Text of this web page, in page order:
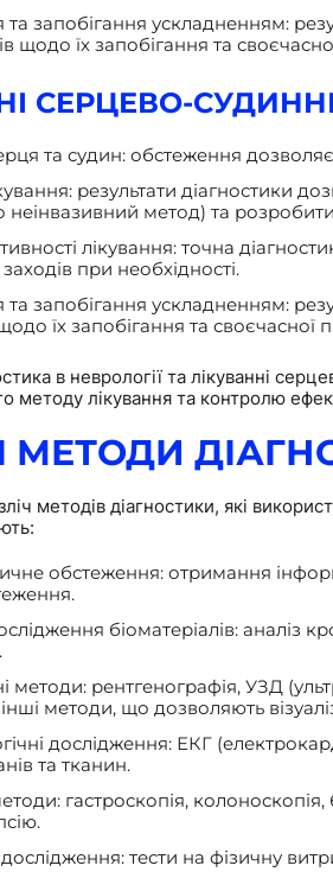
запобігання ускладненням:
щодо їх запобігання та
СЕРЦЕВО-
та судин: обстеження
результати діагностики
неінвазивний метод) та
лікування: точна
при необхідності.
запобігання ускладненням:
їх запобігання та своєчасної
в неврології та лікуванні
методу лікування та контролю
МЕТОДИ
методів діагностики, які
обстеження: отримання
біоматеріалів: аналіз
методи: рентгенографія, УЗД
методи, що дозволяють
дослідження: ЕКГ
та тканин.
гастроскопія,
тести на фізичну